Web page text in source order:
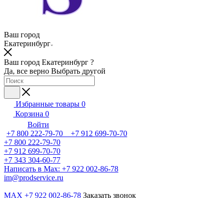
Ваш город
Екатеринбург
Ваш город Екатеринбург ?
Да, все верно Выбрать другой
Избранные товары 0
Корзина 0
Войти
+7 800 222-79-70 +7 912 699-70-70
+7 800 222-79-70
+7 912 699-70-70
+7 343 304-60-77
Написать в Max: +7 922 002-86-78
im@prodservice.ru
MAX +7 922 002-86-78 Заказать звонок